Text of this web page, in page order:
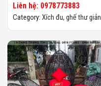
Liên hệ: 0978773883
Category: Xích đu, ghế thư giản